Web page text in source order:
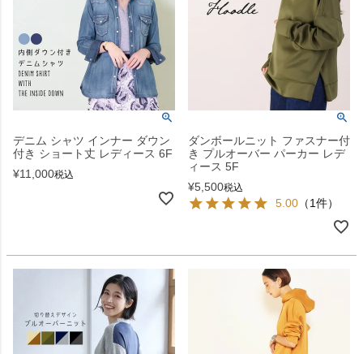
デニム シャツ インナー ダウン
付き ショート丈 レディース 6F
¥11,000税込
ダンボールニット ファスナー付
き プルオーバー パーカー レデ
ィース 5F
¥5,500税込
5.00 （1件）